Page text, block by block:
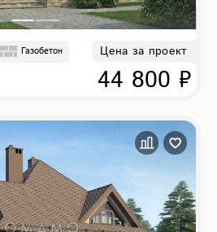
Газобетон Цена за проект
44 800 ₽